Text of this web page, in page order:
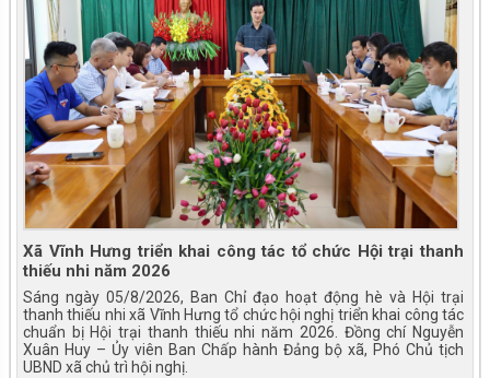
Xã Vĩnh Hưng triển khai công tác tổ chức Hội trại thanh
thiếu nhi năm 2026
Sáng ngày 05/8/2026, Ban Chỉ đạo hoạt động hè và Hội trại
thanh thiếu nhi xã Vĩnh Hưng tổ chức hội nghị triển khai công tác
chuẩn bị Hội trại thanh thiếu nhi năm 2026. Đồng chí Nguyễn
Xuân Huy – Ủy viên Ban Chấp hành Đảng bộ xã, Phó Chủ tịch
UBND xã chủ trì hội nghị.